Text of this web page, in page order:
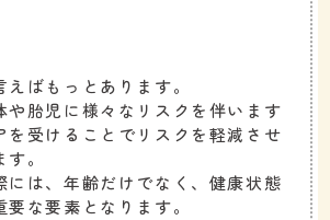
ばもっとあります。
や胎児に様々なリスクを伴います
を受けることでリスクを軽減させ
。
には、年齢だけでなく、健康状態
な要素となります。